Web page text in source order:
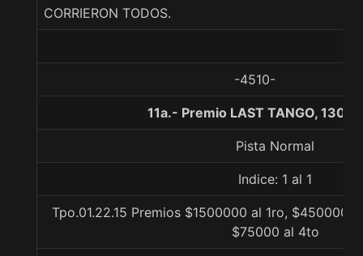
CORRIERON TODOS.
-4510-
11a.- Premio LAST TANGO, 1300
Pista Normal
Indice: 1 al 1
Tpo.01.22.15 Premios $1500000 al 1ro, $450000
$75000 al 4to